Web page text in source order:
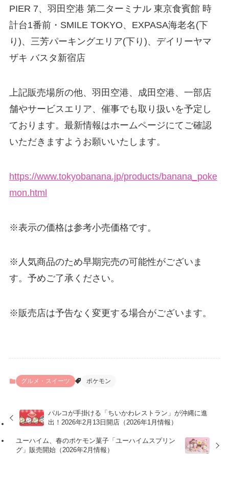
PIER 7、羽田空港 第二ターミナル 東京食賓館 時
計台1番前・SMILE TOKYO、EXPASA海老名(下
り)、三芳パーキングエリア(下り)、デイリーヤマ
ザキ バスタ新宿店
上記販売場所の他、羽田空港、成田空港、一部店
舗やサービスエリア、催事でも取り扱いを予定し
ております。最新情報はホームページにてご確認
いただきますようお願いいたします。
https://www.tokyobanana.jp/products/banana_poke
mon.html
※表示の価格は参考小売価格です。
※人気商品のため早期完売の可能性がございま
す。予めご了承ください。
※販売店は予告なく変更する場合がございます。
グルメ・スイーツ ポケモン
パルコが手掛ける「ちいかわレストラン」が沖縄に進
出！2026年2月13日開店（2026年1月情報）
ユーハイム、春のポケモン菓子「ユーハイムスプリン
グ」販売開始（2026年2月情報）